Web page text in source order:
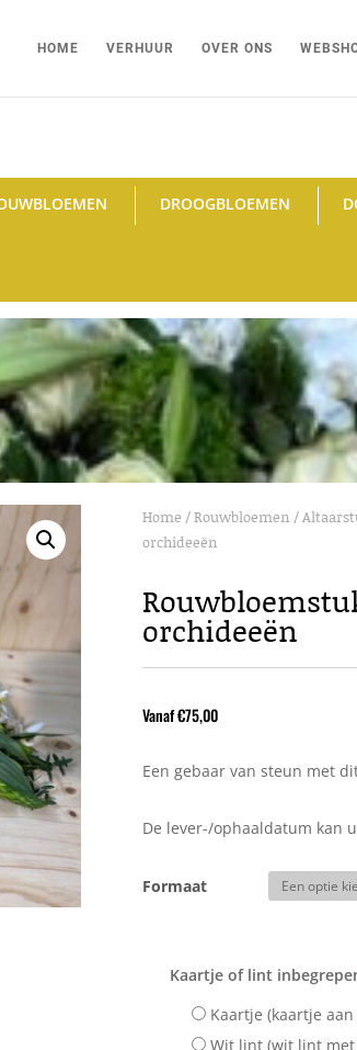
HOME VERHUUR OVER ONS
DROOGBLOEMEN
Home /Rouwbloemen /
orchideeën
orchideeën
Vanaf€75,00
Een gebaar van steun met
De lever-/ophaaldatum kan
Formaat
Kaartje of lint
Kaartje (kaartje
Wit lint (wit lint